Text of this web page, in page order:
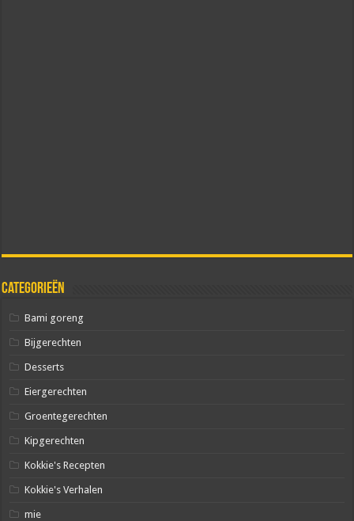
Categorieën
Bami goreng
Bijgerechten
Desserts
Eiergerechten
Groentegerechten
Kipgerechten
Kokkie's Recepten
Kokkie's Verhalen
mie